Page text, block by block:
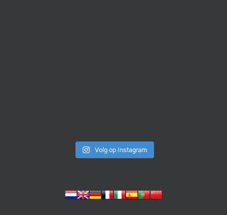
Volg op Instagram